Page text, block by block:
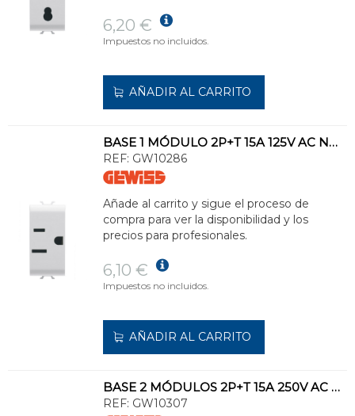
6,20 €
Impuestos no incluidos.
AÑADIR AL CARRITO
BASE 1 MÓDULO 2P+T 15A 125V AC NORMA USA BLANCO
REF: GW10286
Añade al carrito y sigue el proceso de
compra para ver la disponibilidad y los
precios para profesionales.
6,10 €
Impuestos no incluidos.
AÑADIR AL CARRITO
BASE 2 MÓDULOS 2P+T 15A 250V AC NORMA AUSTRALIANA BLANCO
REF: GW10307